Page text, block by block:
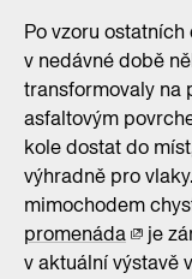
Po vzoru
v nedávné době
transformovaly na
asfaltovým
kole dostat do
výhradně pro
mimochodem
promenáda
je
v aktuální výstavě